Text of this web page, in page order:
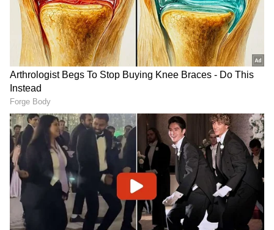
Image Credit :Our Own
కరోనా సమయంలో ఇచ్చిన వెసులుబాటే ఇప్పుడు
సమస్యగా..
కరోనా మహమ్మారి సమయంలో ప్రజలకు సులభంగా
మందులు అందించేందుకు ప్రభుత్వం ఆన్‌లైన్ మెడిసిన్
డెలివరీకి కొన్ని తాత్కాలిక అనుమతులు ఇచ్చింది. అయితే
ఆ అత్యవసర పరిస్థితుల్లో ఇచ్చిన సడలింపులను ఇప్పటికీ
కొనసాగించడం వల్ల సమస్యలు పెరిగాయని వ్యాపార
సంఘాలు చెబుతున్నాయి. కొన్ని ఆన్‌లైన్ ప్లాట్‌ఫామ్‌లు
డాక్టర్ ప్రిస్క్రిప్షన్ లేకుండానే యాంటీబయాటిక్స్,
నిద్రమాత్రలు, ఇతర నియంత్రిత మందులను